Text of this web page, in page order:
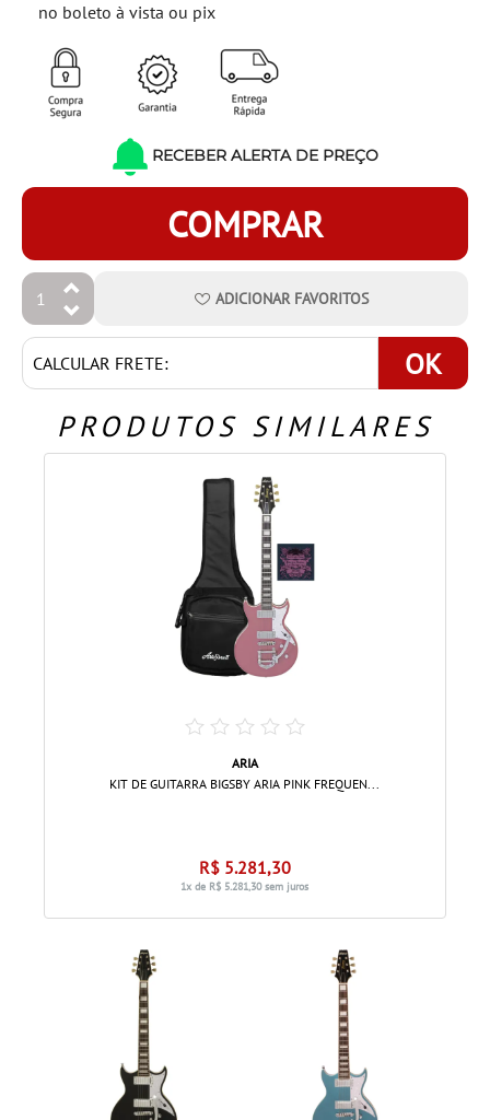
no boleto à vista ou pix
RECEBER ALERTA DE PREÇO
COMPRAR
ADICIONAR FAVORITOS
OK
PRODUTOS SIMILARES
ARIA
KIT DE GUITARRA BIGSBY ARIA PINK FREQUEN...
R$ 5.281,30
1x de R$ 5.281,30 sem juros